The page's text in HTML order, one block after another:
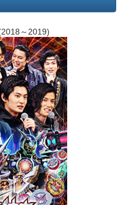
2018～2019